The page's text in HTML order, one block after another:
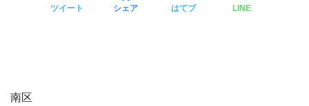
ツイート シェア はてブ LINE
南区